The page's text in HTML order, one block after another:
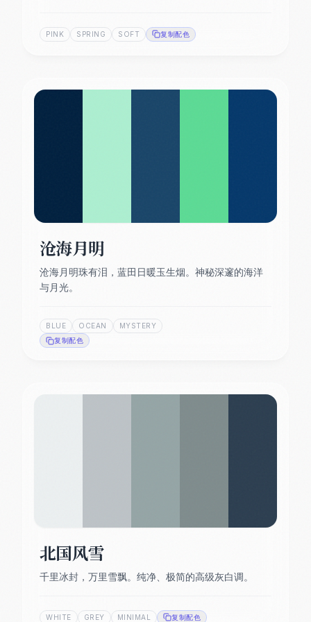
PINK SPRING SOFT 复制配色
沧海月明
沧海月明珠有泪，蓝田日暖玉生烟。神秘深邃的海洋
与月光。
BLUE OCEAN
MYSTERY
复制配色
北国风雪
千里冰封，万里雪飘。纯净、极简的高级灰白调。
WHITE GREY MINIMAL 复制配色